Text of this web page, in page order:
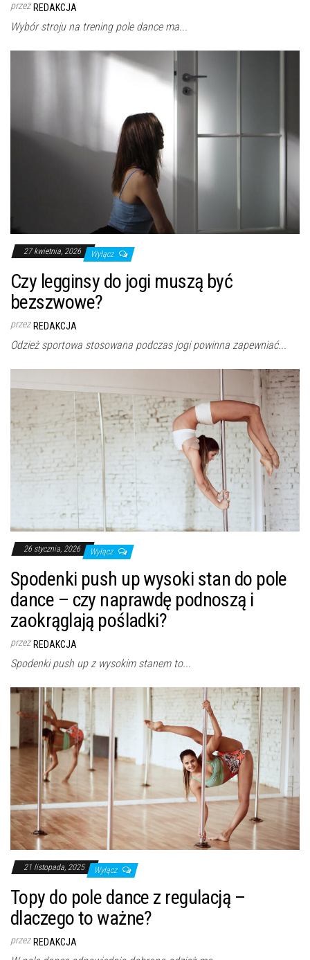
przez REDAKCJA
Wybór stroju na trening pole dance ma...
27 kwietnia, 2026 Wyłącz
Czy legginsy do jogi muszą być
bezszwowe?
przez REDAKCJA
Odzież sportowa stosowana podczas jogi powinna zapewniać...
26 stycznia, 2026 Wyłącz
Spodenki push up wysoki stan do pole
dance – czy naprawdę podnoszą i
zaokrąglają pośladki?
przez REDAKCJA
Spodenki push up z wysokim stanem to...
21 listopada, 2025 Wyłącz
Topy do pole dance z regulacją –
dlaczego to ważne?
przez REDAKCJA